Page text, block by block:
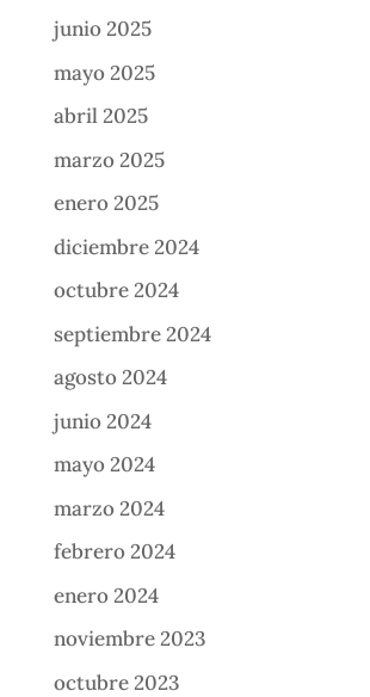
junio 2025
mayo 2025
abril 2025
marzo 2025
enero 2025
diciembre 2024
octubre 2024
septiembre 2024
agosto 2024
junio 2024
mayo 2024
marzo 2024
febrero 2024
enero 2024
noviembre 2023
octubre 2023